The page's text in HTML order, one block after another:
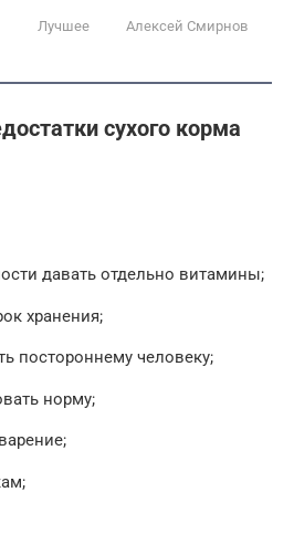
Лучшее Алексей Смирнов
сухого корма
давать отдельно витамины;
хранения;
постороннему человеку;
норму;